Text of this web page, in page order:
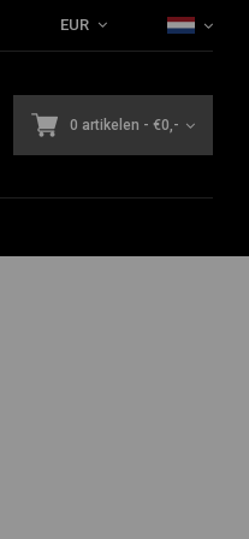
EUR
0 artikelen - €0,-